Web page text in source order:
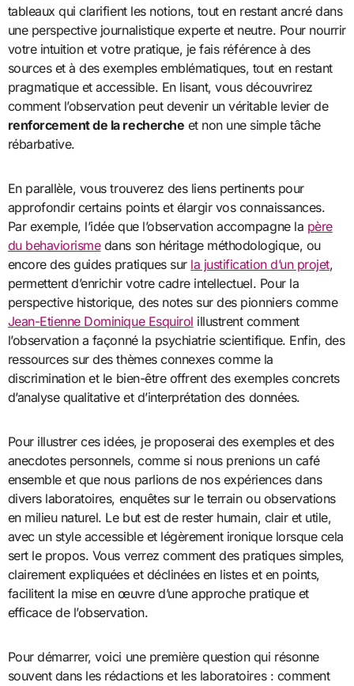
tableaux qui clarifient les notions, tout en restant ancré dans
une perspective journalistique experte et neutre. Pour nourrir
votre intuition et votre pratique, je fais référence à des
sources et à des exemples emblématiques, tout en restant
pragmatique et accessible. En lisant, vous découvrirez
comment l’observation peut devenir un véritable levier de
renforcement de la recherche et non une simple tâche
rébarbative.
En parallèle, vous trouverez des liens pertinents pour
approfondir certains points et élargir vos connaissances.
Par exemple, l’idée que l’observation accompagne la père
du behaviorismedans son héritage méthodologique, ou
encore des guides pratiques sur la justification d’un projet,
permettent d’enrichir votre cadre intellectuel. Pour la
perspective historique, des notes sur des pionniers comme
Jean-Etienne Dominique Esquirol illustrent comment
l’observation a façonné la psychiatrie scientifique. Enfin, des
ressources sur des thèmes connexes comme la
discrimination et le bien-être offrent des exemples concrets
d’analyse qualitative et d’interprétation des données.
Pour illustrer ces idées, je proposerai des exemples et des
anecdotes personnels, comme si nous prenions un café
ensemble et que nous parlions de nos expériences dans
divers laboratoires, enquêtes sur le terrain ou observations
en milieu naturel. Le but est de rester humain, clair et utile,
avec un style accessible et légèrement ironique lorsque cela
sert le propos. Vous verrez comment des pratiques simples,
clairement expliquées et déclinées en listes et en points,
facilitent la mise en œuvre d’une approche pratique et
efficace de l’observation.
Pour démarrer, voici une première question qui résonne
souvent dans les rédactions et les laboratoires : comment